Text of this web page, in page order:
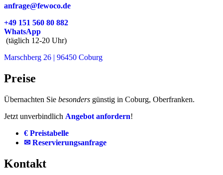
anfrage@fewoco.de
+49 151 560 80 882
WhatsApp
(täglich 12-20 Uhr)
Marschberg 26 | 96450 Coburg
Preise
Übernachten Sie besonders günstig in Coburg, Oberfranken.
Jetzt unverbindlich Angebot anfordern!
€ Preistabelle
✉ Reservierungsanfrage
Kontakt